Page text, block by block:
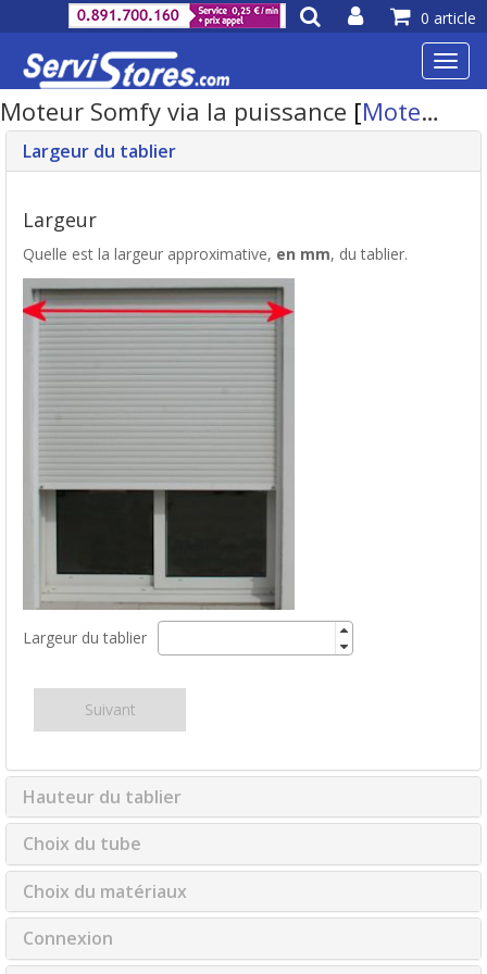
Moteur Somfy via la puissance [Moteur volet roulant
Largeur du tablier
Largeur
Quelle est la largeur approximative, en mm, du tablier.
Largeur du tablier
Suivant
Hauteur du tablier
Choix du tube
Choix du matériaux
Connexion
0 article